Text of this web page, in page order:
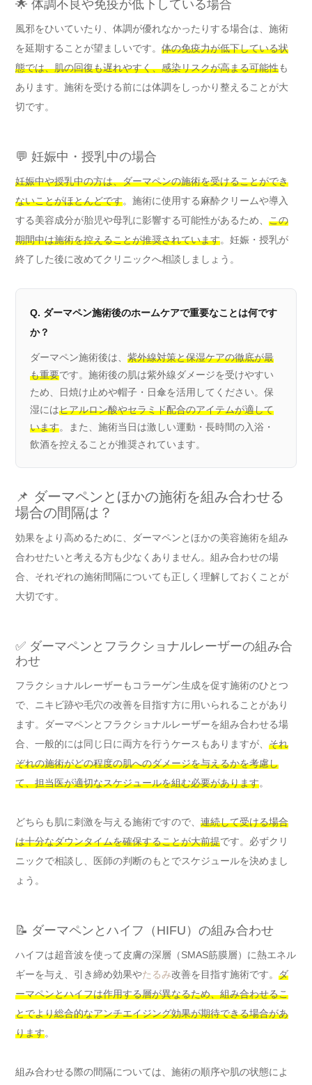
🌟 体調不良や免疫が低下している場合
風邪をひいていたり、体調が優れなかったりする場合は、施術
を延期することが望ましいです。 体の免疫力が低下している状
態では、肌の回復も遅れやすく、感染リスクが高まる可能性も
あります。施術を受ける前には体調をしっかり整えることが大
切です。
💬 妊娠中・授乳中の場合
妊娠中や授乳中の方は、ダーマペンの施術を受けることができ
ないことがほとんどです。施術に使用する麻酔クリームや導入
する美容成分が胎児や母乳に影響する可能性があるため、 この
期間中は施術を控えることが推奨されています。妊娠・授乳が
終了した後に改めてクリニックへ相談しましょう。
Q. ダーマペン施術後のホームケアで重要なことは何です
か？
ダーマペン施術後は、 紫外線対策と保湿ケアの徹底が最
も重要です。施術後の肌は紫外線ダメージを受けやすい
ため、日焼け止めや帽子・日傘を活用してください。保
湿にはヒアルロン酸やセラミド配合のアイテムが適して
います。また、施術当日は激しい運動・長時間の入浴・
飲酒を控えることが推奨されています。
📌 ダーマペンとほかの施術を組み合わせる
場合の間隔は？
効果をより高めるために、ダーマペンとほかの美容施術を組み
合わせたいと考える方も少なくありません。組み合わせの場
合、それぞれの施術間隔についても正しく理解しておくことが
大切です。
✅ ダーマペンとフラクショナルレーザーの組み合
わせ
フラクショナルレーザーもコラーゲン生成を促す施術のひとつ
で、ニキビ跡や毛穴の改善を目指す方に用いられることがあり
ます。ダーマペンとフラクショナルレーザーを組み合わせる場
合、一般的には同じ日に両方を行うケースもありますが、 それ
ぞれの施術がどの程度の肌へのダメージを与えるかを考慮し
て、担当医が適切なスケジュールを組む必要があります。
どちらも肌に刺激を与える施術ですので、 連続して受ける場合
は十分なダウンタイムを確保することが大前提です。必ずクリ
ニックで相談し、医師の判断のもとでスケジュールを決めまし
ょう。
📝 ダーマペンとハイフ（HIFU）の組み合わせ
ハイフは超音波を使って皮膚の深層（SMAS筋膜層）に熱エネル
ギーを与え、引き締め効果やたるみ改善を目指す施術です。 ダ
ーマペンとハイフは作用する層が異なるため、組み合わせるこ
とでより総合的なアンチエイジング効果が期待できる場合があ
ります。
組み合わせる際の間隔については、施術の順序や肌の状態によ